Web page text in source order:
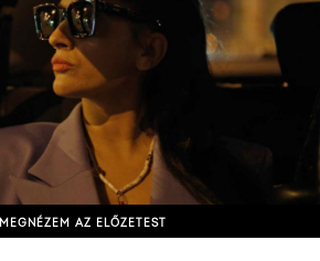
MEGNÉZEM AZ ELŐZETEST